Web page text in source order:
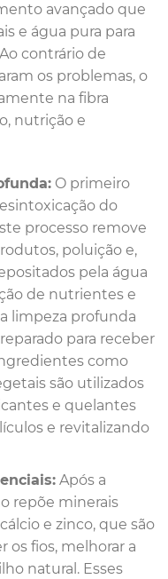
avançado que
e água pura para
contrário de
os problemas, o
na fibra
nutrição e
O primeiro
do
processo remove
poluição e,
pela água
de nutrientes e
limpeza profunda
para receber
como
são utilizados
e quelantes
e revitalizando
Após a
repõe minerais
e zinco, que são
os fios, melhorar a
natural. Esses